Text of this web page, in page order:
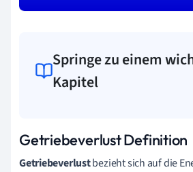
Springe zu einem
Kapitel
Getriebeverlust Definition
Getriebeverlustbezieht sich auf die